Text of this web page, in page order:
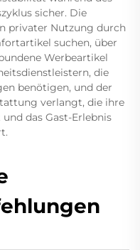
sicher. Die
privater Nutzung durch
suchen, über
Werbeartikel
die
benötigen, und der
verlangt, die ihre
das Gast-Erlebnis